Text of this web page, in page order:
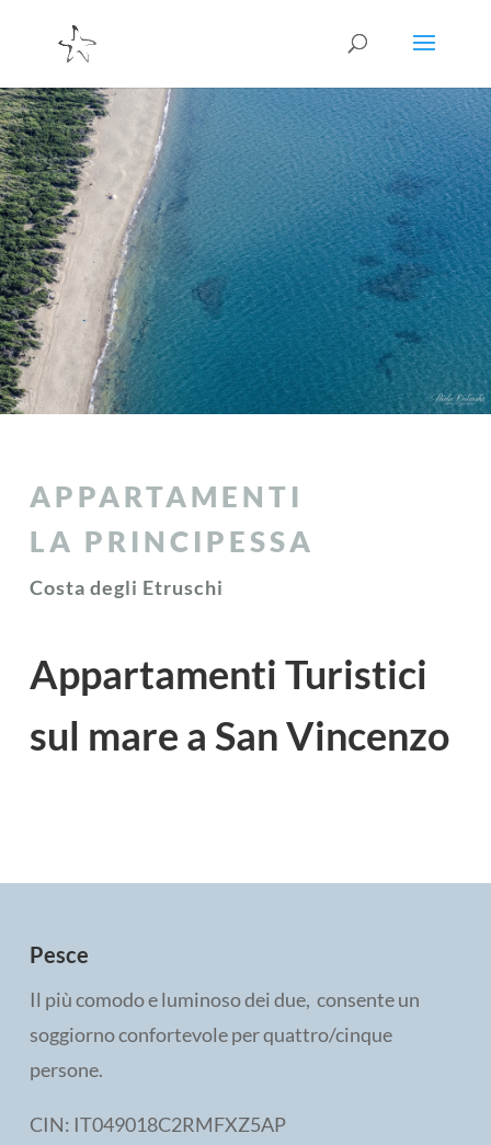
APPARTAMENTI
LA PRINCIPESSA
Costa degli Etruschi
Appartamenti Turistici
sul mare a San Vincenzo
Pesce
Il più comodo e luminoso dei due, consente un
soggiorno confortevole per quattro/cinque
persone.
CIN: IT049018C2RMFXZ5AP